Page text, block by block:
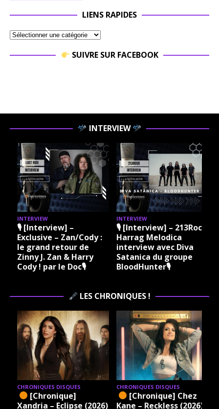
LIENS RAPIDES
SUIVRE SUR FACEBOOK
INTERVIEW
INTERVIEW
🎙 [Interview] –
Exclusive – Zan/Cody :
le grand retour de
Zinny J. Zan & Harry
Cody ! par le Doc🎙
INTERVIEW
🎙 [Interview] – 213Rock
Harrag Melodica
interview avec Diva
Satanica du groupe
BloodHunter🎙
LES CHRONIQUES !
CHRONIQUES DISQUES
[Chronique]
Xandria – Eclipse (2026)
CHRONIQUES DISQUES
[Chronique] Chez
Kane – Reckless (2026)